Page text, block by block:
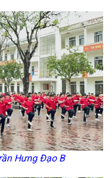
Hưng Đạo B